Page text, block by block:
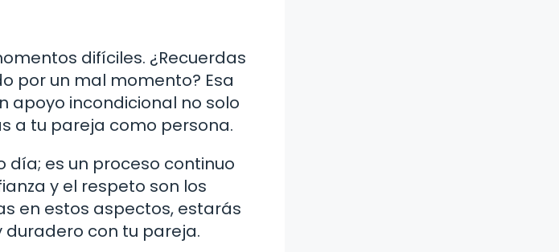
difíciles. ¿Recuerdas
por un mal momento? Esa
apoyo incondicional no solo
a tu pareja como persona.
día; es un proceso continuo
y el respeto son los
en estos aspectos, estarás
con tu pareja.